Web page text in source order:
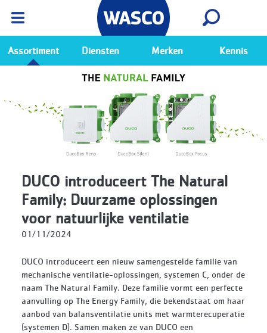
Ga naar de Wasco app
Bekijk
Assortiment Diensten Merken Kennis
DUCO introduceert The Natural
Family: Duurzame oplossingen
voor natuurlijke ventilatie
01/11/2024
DUCO introduceert een nieuw samengestelde familie van
mechanische ventilatie-oplossingen, systemen C, onder de
naam The Natural Family. Deze familie vormt een perfecte
aanvulling op The Energy Family, die bekendstaat om haar
aanbod van balansventilatie units met warmterecuperatie
(systemen D). Samen maken ze van DUCO een